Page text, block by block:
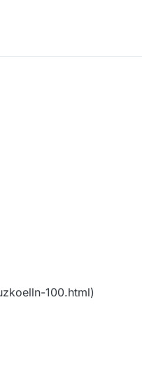
100.html)